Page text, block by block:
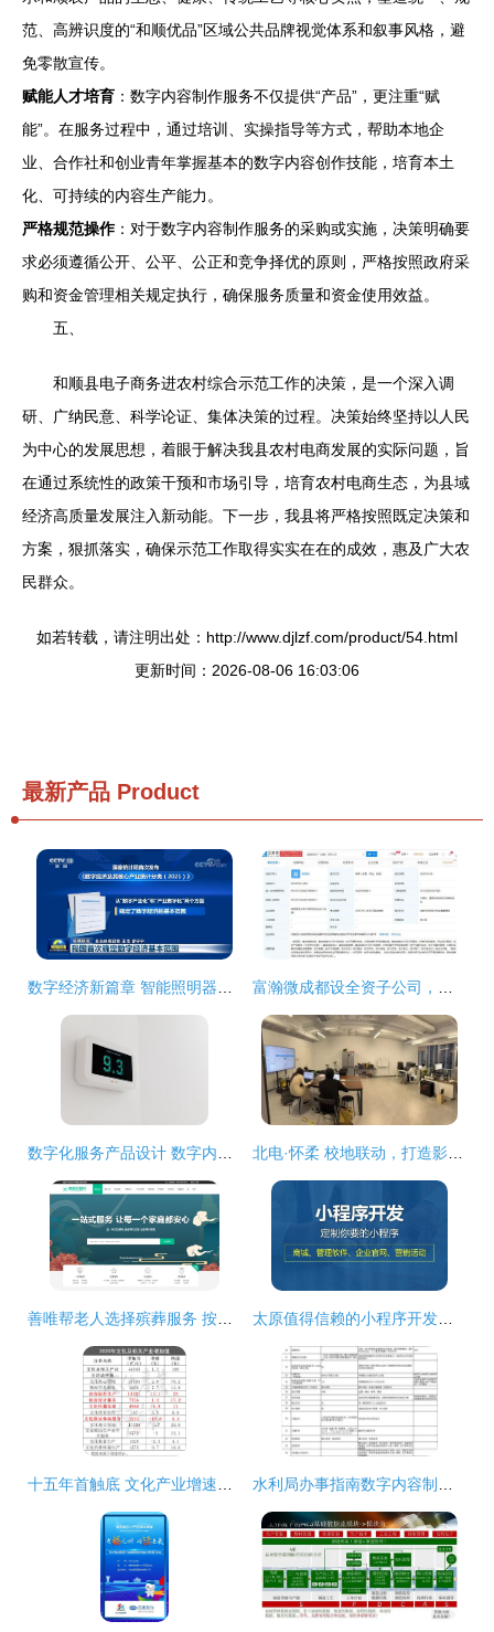
范、高辨识度的“和顺优品”区域公共品牌视觉体系和叙事风格，避
免零散宣传。
赋能人才培育 ：数字内容制作服务不仅提供“产品”，更注重“赋
能”。在服务过程中，通过培训、实操指导等方式，帮助本地企
业、合作社和创业青年掌握基本的数字内容创作技能，培育本土
化、可持续的内容生产能力。
严格规范操作：对于数字内容制作服务的采购或实施，决策明确要
求必须遵循公开、公平、公正和竞争择优的原则，严格按照政府采
购和资金管理相关规定执行，确保服务质量和资金使用效益。
五、
和顺县电子商务进农村综合示范工作的决策，是一个深入调
研、广纳民意、科学论证、集体决策的过程。决策始终坚持以人民
为中心的发展思想，着眼于解决我县农村电商发展的实际问题，旨
在通过系统性的政策干预和市场引导，培育农村电商生态，为县域
经济高质量发展注入新动能。下一步，我县将严格按照既定决策和
方案，狠抓落实，确保示范工作取得实实在在的成效，惠及广大农
民群众。
如若转载，请注明出处：http://www.djlzf.com/product/54.html
更新时间：2026-08-06 16:03:06
最新产品 Product